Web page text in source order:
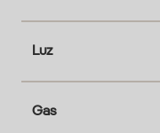
Luz
Gas